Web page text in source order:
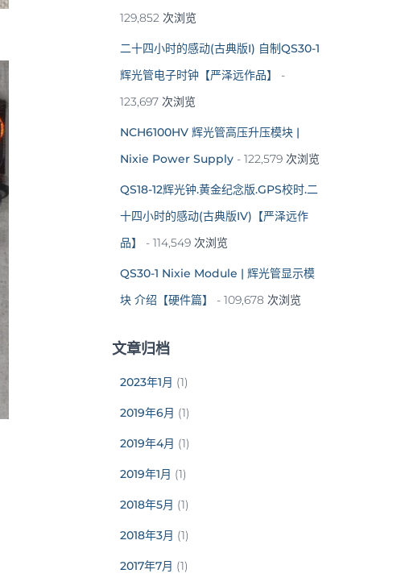
129,852 次浏览
二十四小时的感动(古典版I) 自制QS30-1
辉光管电子时钟【严泽远作品】
-
123,697 次浏览
NCH6100HV 辉光管高压升压模块 |
Nixie Power Supply- 122,579 次浏览
QS18-12辉光钟.黄金纪念版.GPS校时.二
十四小时的感动(古典版IV)【严泽远作
品】
- 114,549 次浏览
QS30-1 Nixie Module | 辉光管显示模
块 介绍【硬件篇】
- 109,678 次浏览
文章归档
2023年1月 (1)
2019年6月 (1)
2019年4月 (1)
2019年1月 (1)
2018年5月 (1)
2018年3月 (1)
2017年7月 (1)